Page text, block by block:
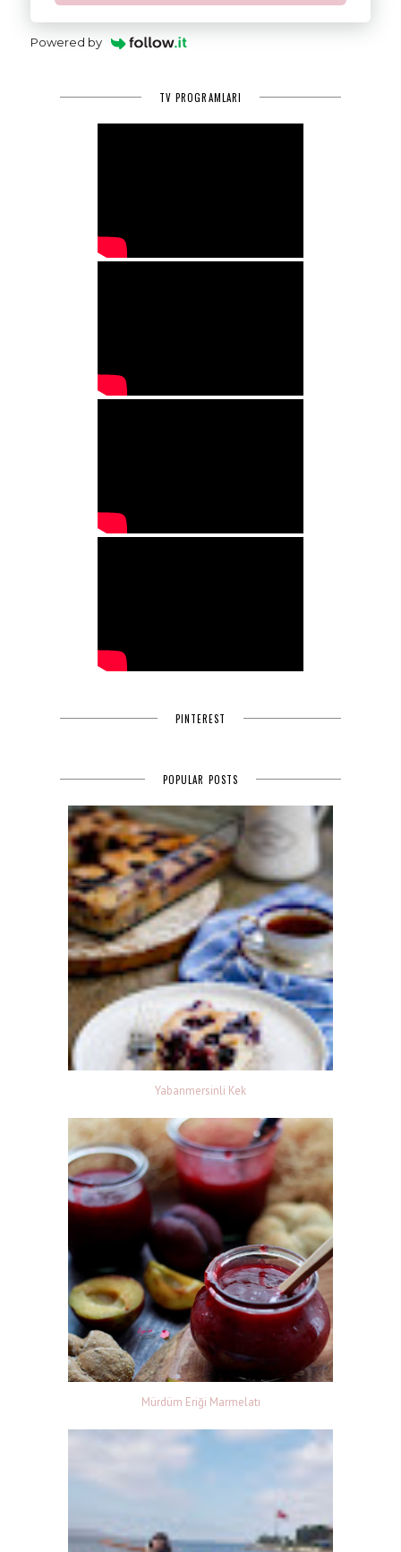
Powered by
TV PROGRAMLARI
PINTEREST
POPULAR POSTS
Yabanmersinli Kek
Mürdüm Eriği Marmelatı